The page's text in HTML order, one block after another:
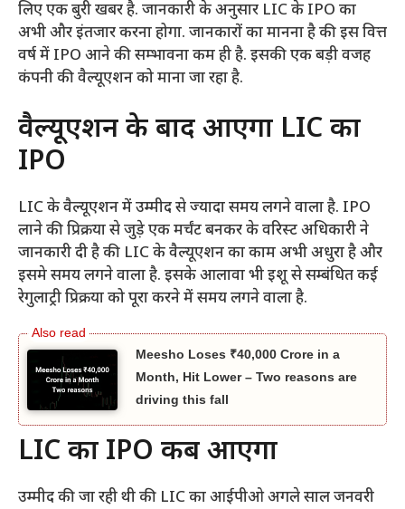
लिए एक बुरी खबर है. जानकारी के अनुसार LIC के IPO का
अभी और इंतजार करना होगा. जानकारों का मानना है की इस वित्त
वर्ष में IPO आने की सम्भावना कम ही है. इसकी एक बड़ी वजह
कंपनी की वैल्यूएशन को माना जा रहा है.
वैल्यूएशन के बाद आएगा LIC का
IPO
LIC के वैल्यूएशन में उम्मीद से ज्यादा समय लगने वाला है. IPO
लाने की प्रिक्रया से जुड़े एक मर्चंट बनकर के वरिस्ट अधिकारी ने
जानकारी दी है की LIC के वैल्यूएशन का काम अभी अधुरा है और
इसमे समय लगने वाला है. इसके आलावा भी इशू से सम्बंधित कई
रेगुलाट्री प्रिक्रया को पूरा करने में समय लगने वाला है.
Meesho Loses ₹40,000 Crore in a
Month, Hit Lower – Two reasons are
driving this fall
LIC का IPO कब आएगा
उम्मीद की जा रही थी की LIC का आईपीओ अगले साल जनवरी